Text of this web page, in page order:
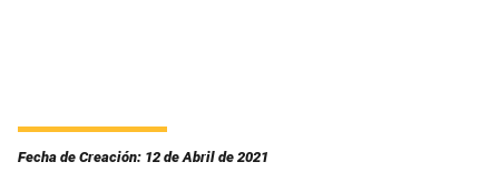
Fecha de Creación: 12 de Abril de 2021